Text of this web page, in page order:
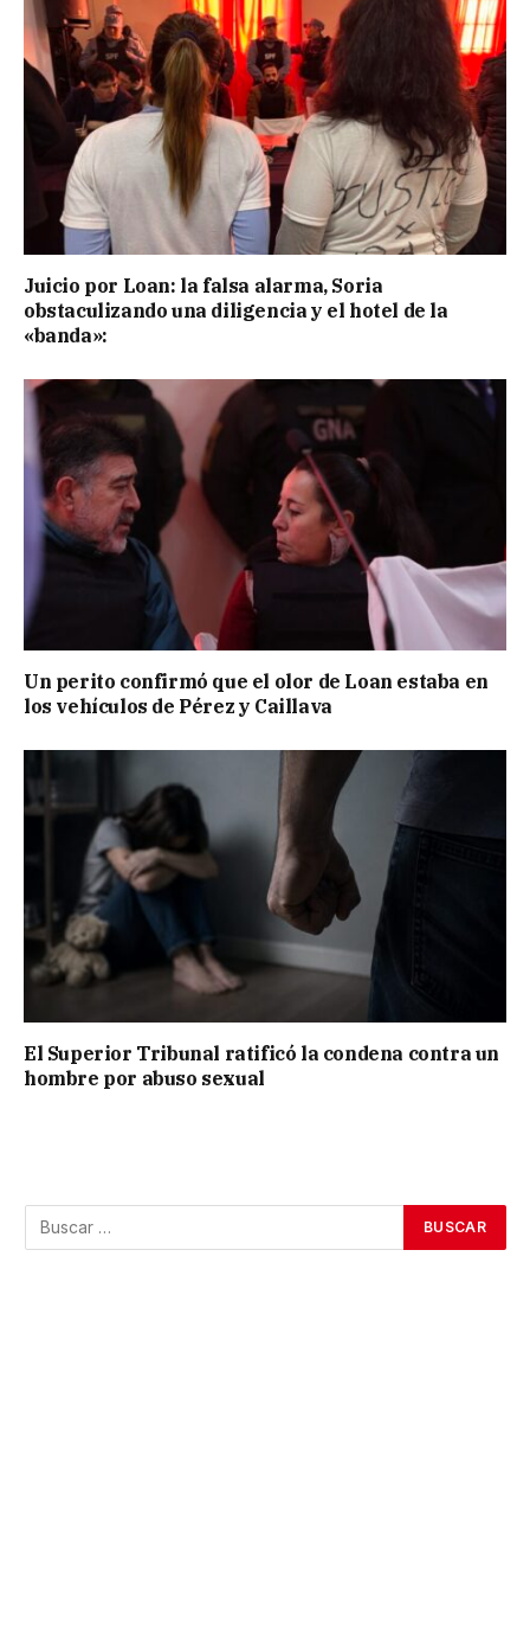
Juicio por Loan: la falsa alarma, Soria
obstaculizando una diligencia y el hotel de la
«banda»:
Un perito confirmó que el olor de Loan estaba en
los vehículos de Pérez y Caillava
El Superior Tribunal ratificó la condena contra un
hombre por abuso sexual